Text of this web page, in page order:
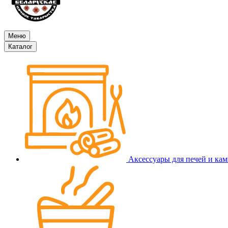
Меню
Каталог
Аксессуары для печей и